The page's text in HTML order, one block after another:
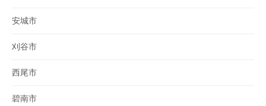
安城市
刈谷市
西尾市
碧南市